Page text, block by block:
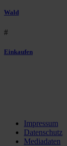
Wald
#
Einkaufen
Impressum
Datenschutz
Mediadaten